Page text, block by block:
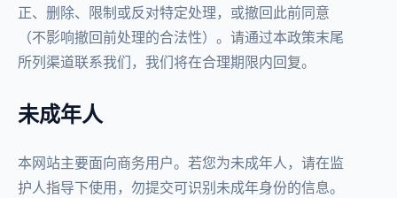
正、删除、限制或反对特定处理，或撤回此前同意
（不影响撤回前处理的合法性）。请通过本政策末尾
所列渠道联系我们，我们将在合理期限内回复。
未成年人
本网站主要面向商务用户。若您为未成年人，请在监
护人指导下使用，勿提交可识别未成年身份的信息。